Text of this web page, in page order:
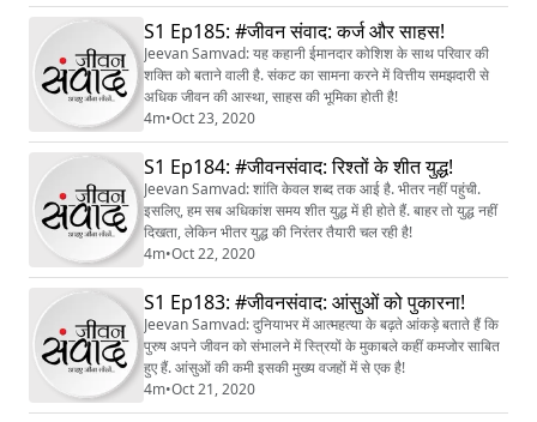
S1 Ep185: #जीवन संवाद: कर्ज और साहस!
Jeevan Samvad: यह कहानी ईमानदार कोशिश के साथ परिवार की
शक्ति को बताने वाली है. संकट का सामना करने में वित्तीय समझदारी से
अधिक जीवन की आस्था, साहस की भूमिका होती है!
4m•Oct 23, 2020
S1 Ep184: #जीवनसंवाद: रिश्तों के शीत युद्ध!
Jeevan Samvad: शांति केवल शब्द तक आई है. भीतर नहीं पहुंची.
इसलिए, हम सब अधिकांश समय शीत युद्ध में ही होते हैं. बाहर तो युद्ध नहीं
दिखता, लेकिन भीतर युद्ध की निरंतर तैयारी चल रही है!
4m•Oct 22, 2020
S1 Ep183: #जीवनसंवाद: आंसुओं को पुकारना!
Jeevan Samvad: दुनियाभर में आत्महत्या के बढ़ते आंकड़े बताते हैं कि
पुरुष अपने जीवन को संभालने में स्त्रियों के मुकाबले कहीं कमजोर साबित
हुए हैं. आंसुओं की कमी इसकी मुख्य वजहों में से एक है!
4m•Oct 21, 2020